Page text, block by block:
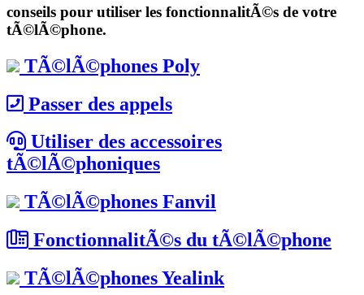
conseils pour utiliser les fonctionnalitÃ©s de votre
tÃ©lÃ©phone.
TÃ©lÃ©phones Poly
Passer des appels
Utiliser des accessoires
tÃ©lÃ©phoniques
TÃ©lÃ©phones Fanvil
FonctionnalitÃ©s du tÃ©lÃ©phone
TÃ©lÃ©phones Yealink